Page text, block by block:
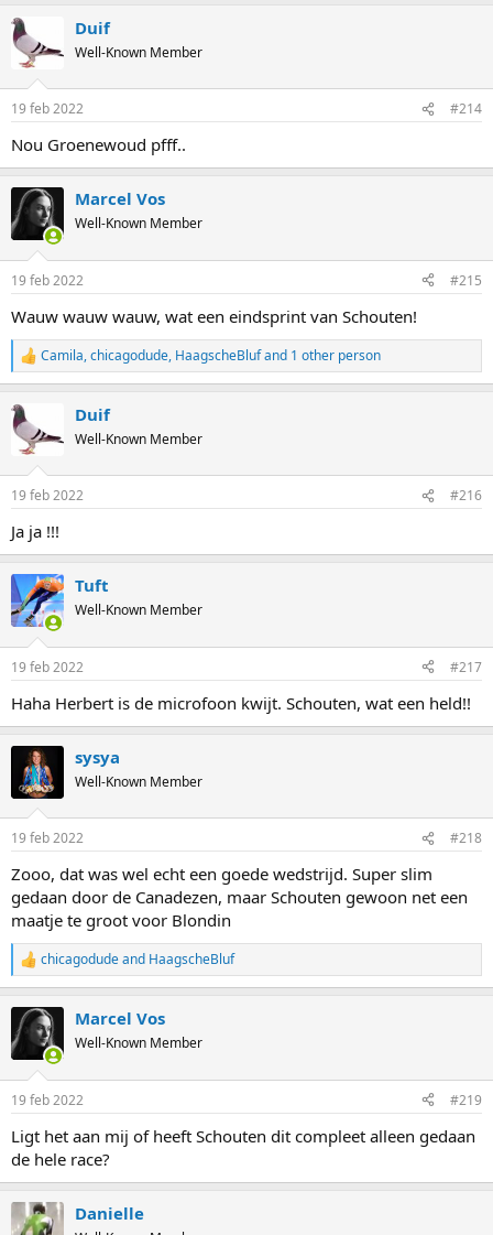
Duif
Well-Known Member
19 feb 2022 #214
Nou Groenewoud pfff..
Marcel Vos
Well-Known Member
19 feb 2022 #215
Wauw wauw wauw, wat een eindsprint van Schouten!
R
e
c
t
i
s
Camila,chicagodude, HaagscheBlufand 1 other person
Duif
Well-Known Member
19 feb 2022 #216
Ja ja !!!
Tuft
Well-Known Member
19 feb 2022 #217
Haha Herbert is de microfoon kwijt. Schouten, wat een held!!
sysya
Well-Known Member
19 feb 2022 #218
Zooo, dat was wel echt een goede wedstrijd. Super slim
gedaan door de Canadezen, maar Schouten gewoon net een
maatje te groot voor Blondin
R
e
c
t
s
chicagodudeand HaagscheBluf
Marcel Vos
Well-Known Member
19 feb 2022 #219
Ligt het aan mij of heeft Schouten dit compleet alleen gedaan
de hele race?
Danielle